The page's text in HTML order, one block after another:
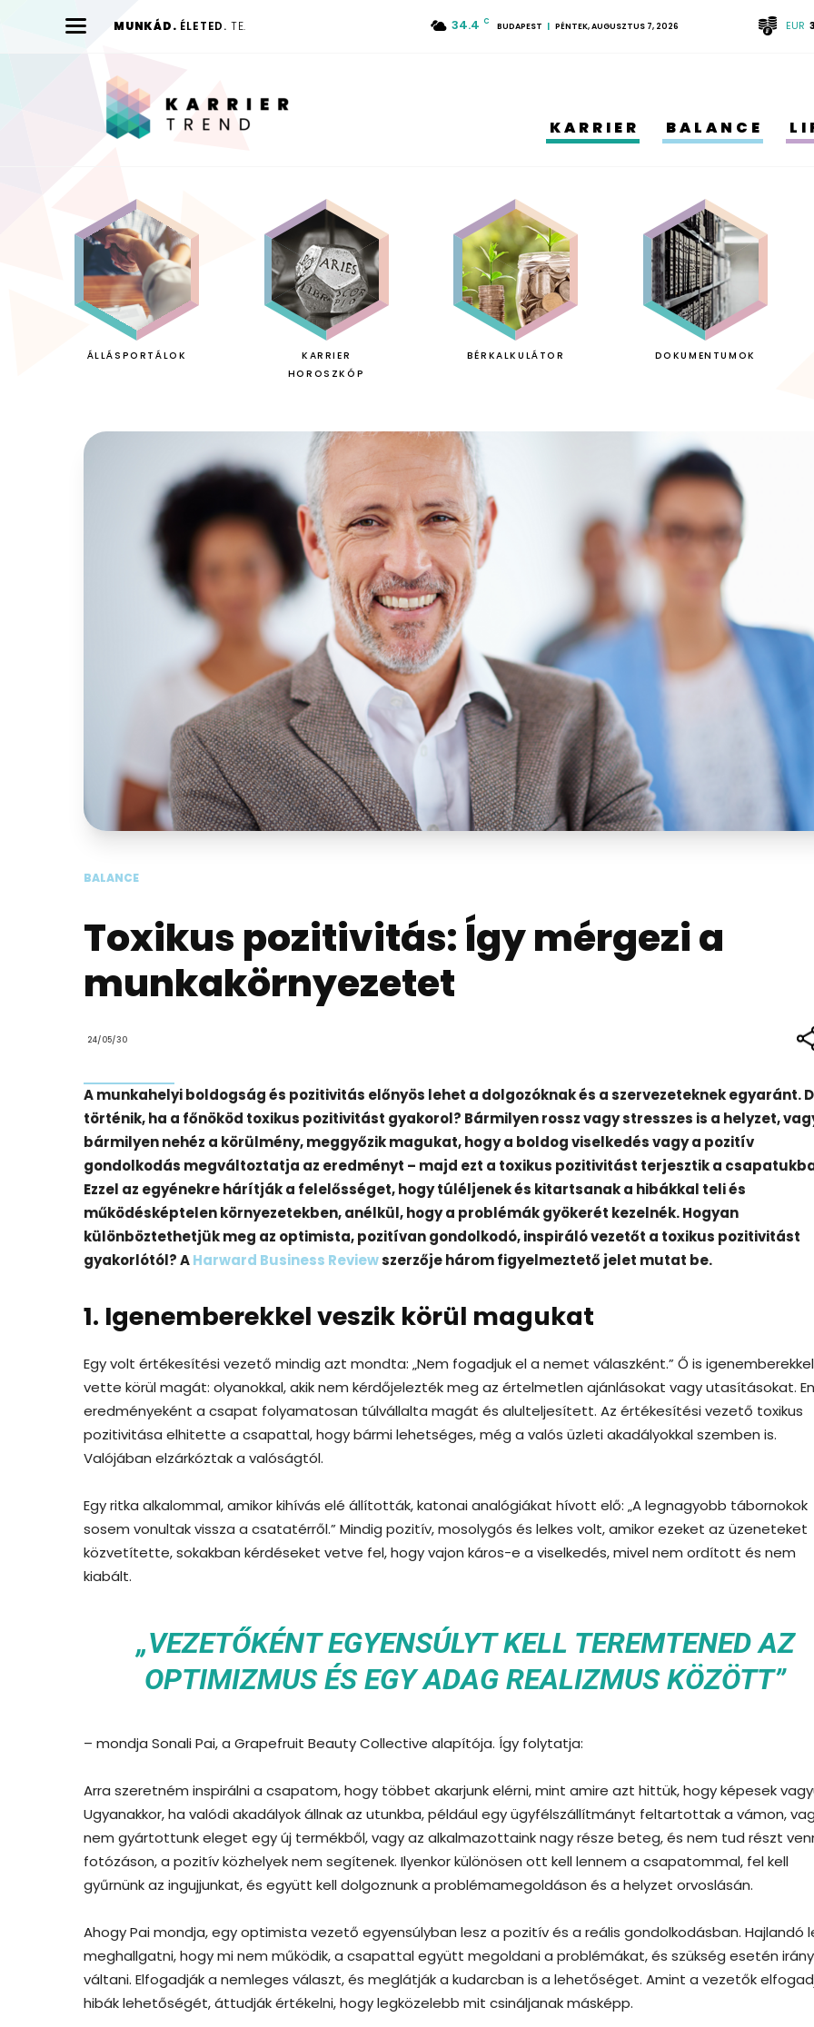
MUNKÁD. ÉLETED. TE. 34.4 C BUDAPEST PÉNTEK, AUGUSZTUS 7, 2026 EUR
KARRIER BALANCE
ÁLLÁSPORTÁLOK
KARRIER
HOROSZKÓP
BÉRKALKULÁTOR DOKUMENTUMOK
BALANCE
Toxikus pozitivitás: Így mérgezi a
munkakörnyezetet
24/05/30
A munkahelyi boldogság és pozitivitás előnyös lehet a dolgozóknak és a szervezeteknek egyaránt.
történik, ha a főnököd toxikus pozitivitást gyakorol? Bármilyen rossz vagy stresszes is a helyzet,
bármilyen nehéz a körülmény, meggyőzik magukat, hogy a boldog viselkedés vagy a pozitív
gondolkodás megváltoztatja az eredményt – majd ezt a toxikus pozitivitást terjesztik a
Ezzel az egyénekre hárítják a felelősséget, hogy túléljenek és kitartsanak a hibákkal teli és
működésképtelen környezetekben, anélkül, hogy a problémák gyökerét kezelnék. Hogyan
különböztethetjük meg az optimista, pozitívan gondolkodó, inspiráló vezetőt a toxikus pozitivitást
gyakorlótól? AHarward Business Reviewszerzője három figyelmeztető jelet mutat be.
1. Igenemberekkel veszik körül magukat
Egy volt értékesítési vezető mindig azt mondta: „Nem fogadjuk el a nemet válaszként.” Ő is igenemberekkel
vette körül magát: olyanokkal, akik nem kérdőjelezték meg az értelmetlen ajánlásokat vagy utasításokat.
eredményeként a csapat folyamatosan túlvállalta magát és alulteljesített. Az értékesítési vezető toxikus
pozitivitása elhitette a csapattal, hogy bármi lehetséges, még a valós üzleti akadályokkal szemben is.
Valójában elzárkóztak a valóságtól.
Egy ritka alkalommal, amikor kihívás elé állították, katonai analógiákat hívott elő: „A legnagyobb tábornokok
sosem vonultak vissza a csatatérről.” Mindig pozitív, mosolygós és lelkes volt, amikor ezeket az üzeneteket
közvetítette, sokakban kérdéseket vetve fel, hogy vajon káros-e a viselkedés, mivel nem ordított és nem
kiabált.
„VEZETŐKÉNT EGYENSÚLYT KELL TEREMTENED AZ
OPTIMIZMUS ÉS EGY ADAG REALIZMUS KÖZÖTT”
– mondja Sonali Pai, a Grapefruit Beauty Collective alapítója. Így folytatja:
Arra szeretném inspirálni a csapatom, hogy többet akarjunk elérni, mint amire azt hittük, hogy képesek
Ugyanakkor, ha valódi akadályok állnak az utunkba, például egy ügyfélszállítmányt feltartottak a vámon,
nem gyártottunk eleget egy új termékből, vagy az alkalmazottaink nagy része beteg, és nem tud részt
fotózáson, a pozitív közhelyek nem segítenek. Ilyenkor különösen ott kell lennem a csapatommal, fel kell
gyűrnünk az ingujjunkat, és együtt kell dolgoznunk a problémamegoldáson és a helyzet orvoslásán.
Ahogy Pai mondja, egy optimista vezető egyensúlyban lesz a pozitív és a reális gondolkodásban. Hajlandó
meghallgatni, hogy mi nem működik, a csapattal együtt megoldani a problémákat, és szükség esetén
váltani. Elfogadják a nemleges választ, és meglátják a kudarcban is a lehetőséget. Amint a vezetők
hibák lehetőségét, áttudják értékelni, hogy legközelebb mit csináljanak másképp.